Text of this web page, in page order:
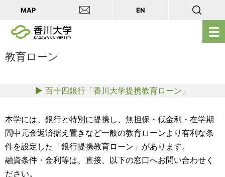
メ
ニ
MAP EN
教育ローン
▶ 百十四銀行「香川大学提携教育ローン」
本学には、銀行と特別に提携し、無担保・低金利・在学期
間中元金返済据え置きなど一般の教育ローンより有利な条
件を設定した「銀行提携教育ローン」があります。
融資条件・金利等は、直接、以下の窓口へお問い合わせく
ださい。